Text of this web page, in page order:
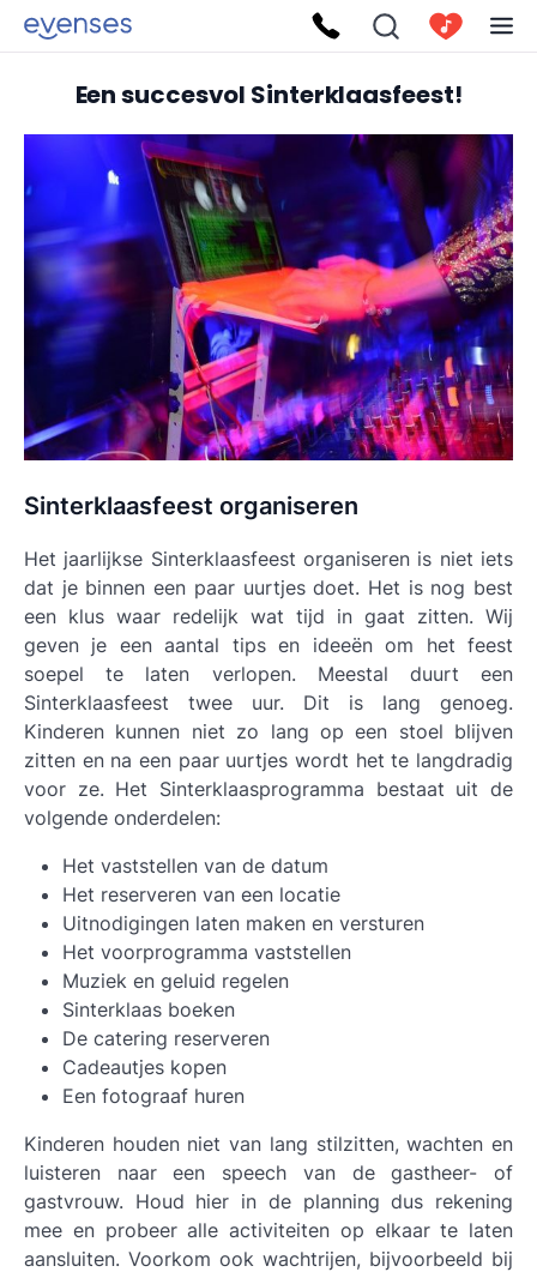
Een succesvol Sinterklaasfeest!
Sinterklaasfeest organiseren
Het jaarlijkse Sinterklaasfeest organiseren is niet iets
dat je binnen een paar uurtjes doet. Het is nog best
een klus waar redelijk wat tijd in gaat zitten. Wij
geven je een aantal tips en ideeën om het feest
soepel te laten verlopen. Meestal duurt een
Sinterklaasfeest twee uur. Dit is lang genoeg.
Kinderen kunnen niet zo lang op een stoel blijven
zitten en na een paar uurtjes wordt het te langdradig
voor ze. Het Sinterklaasprogramma bestaat uit de
volgende onderdelen:
Het vaststellen van de datum
Het reserveren van een locatie
Uitnodigingen laten maken en versturen
Het voorprogramma vaststellen
Muziek en geluid regelen
Sinterklaas boeken
De catering reserveren
Cadeautjes kopen
Een fotograaf huren
Kinderen houden niet van lang stilzitten, wachten en
luisteren naar een speech van de gastheer- of
gastvrouw. Houd hier in de planning dus rekening
mee en probeer alle activiteiten op elkaar te laten
aansluiten. Voorkom ook wachtrijen, bijvoorbeeld bij